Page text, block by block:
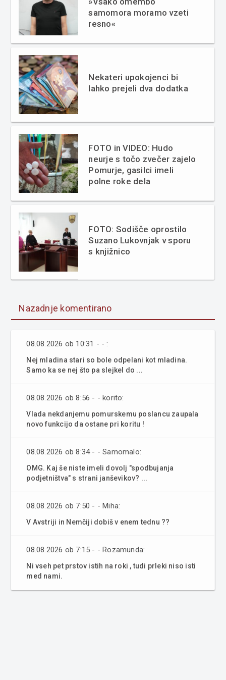
samomora moramo vzeti
resno«
Nekateri upokojenci bi
lahko prejeli dva dodatka
FOTO in VIDEO: Hudo
neurje s točo zvečer zajelo
Pomurje, gasilci imeli
polne roke dela
FOTO: Sodišče oprostilo
Suzano Lukovnjak v sporu
s knjižnico
Nazadnje komentirano
08.08.2026 ob 10:31 - - :
Nej mladina stari so bole odpelani kot mladina.
Samo ka se nej što pa slejkel do ...
08.08.2026 ob 8:56 - - korito:
Vlada nekdanjemu pomurskemu poslancu zaupala
novo funkcijo da ostane pri koritu !
08.08.2026 ob 8:34 - - Samomalo:
OMG. Kaj še niste imeli dovolj "spodbujanja
podjetništva" s strani janševikov? ...
08.08.2026 ob 7:50 - - Miha:
V Avstriji in Nemčiji dobiš v enem tednu ??
08.08.2026 ob 7:15 - - Rozamunda:
Ni vseh pet prstov istih na roki , tudi prleki niso isti
med nami.